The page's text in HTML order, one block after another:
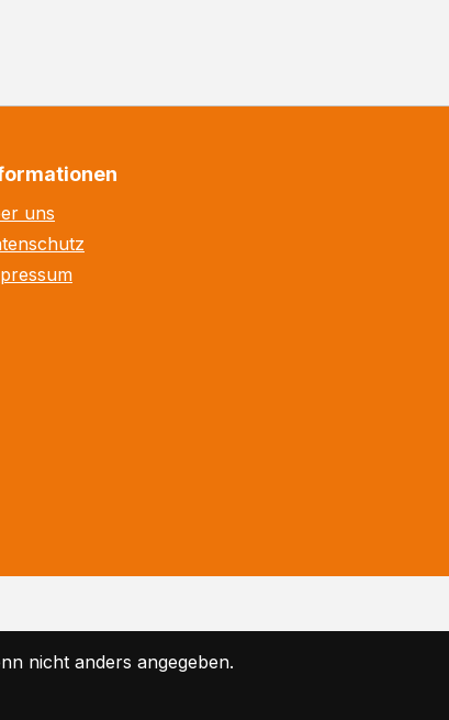
uns
nicht anders angegeben.